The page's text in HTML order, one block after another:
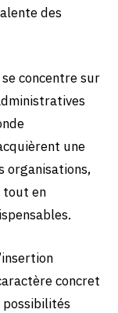
des
concentre sur
une
organisations,
tout en
concret